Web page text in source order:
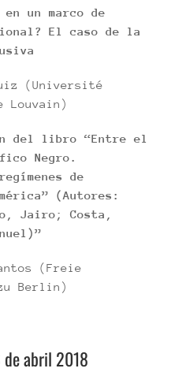
un marco de
El caso de la
(Université
Louvain)
del libro “Entre el
Negro.
de
(Autores:
Jairo; Costa,
(Freie
Berlin)
de abril 2018